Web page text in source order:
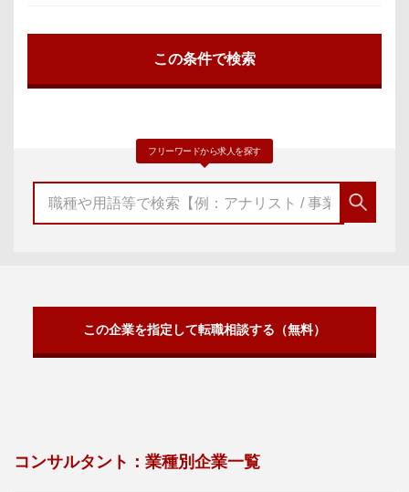
フリーワードから求人を探す
この企業を指定して転職相談する（無料）
コンサルタント：業種別企業一覧